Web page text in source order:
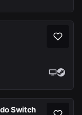
Switch